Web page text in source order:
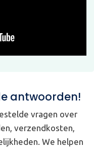
antwoorden!
vragen over
verzendkosten,
We helpen